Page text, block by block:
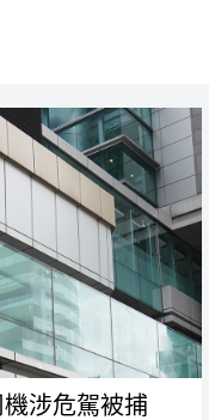
涉危駕被捕